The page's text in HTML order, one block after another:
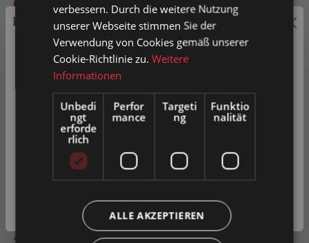
In den Warenkorb
Artikel-Nr. 0024162
Zum Merkzettel hinzufügen
Produkt vergleichen
Stützring konisch geformt aus Gummi schwarz zum
Aufziehen auf Tragrollen. Stützringe werden
Preisauszeichnung
Privatkunden können Preise mit MwSt. (brutto) und
Geschäftskunden Preise ohne MwSt. (netto) angezeigt
werden.
Bitte wählen Sie Ihre bevorzugte Einstellung:
Privatkunde
Geschäftskunde( exkl. MwSt. )
verbessern. Durch die weitere Nutzung
unserer Webseite stimmen Sie der
Verwendung von Cookies gemäß unserer
Cookie-Richtlinie zu.Weitere
Informationen
Unbedi
ngt
erforde
rlich
Perfor
mance
Targeti
ng
Funktio
nalität
ALLE AKZEPTIEREN